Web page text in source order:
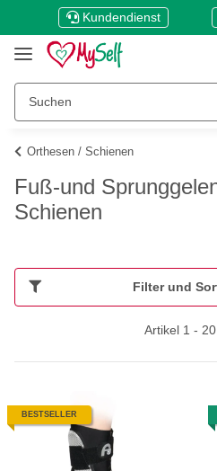
Kundendienst
Orthesen / Schienen
Fuß-und
Schienen
Filter und
Artikel 1 -
BESTSELLER